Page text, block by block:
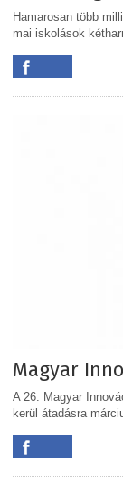
Hamarosan több
mai iskolások
Magyar
A 26. Magyar
kerül átadásra